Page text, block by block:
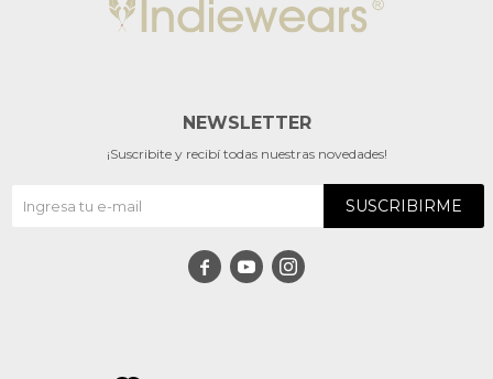
NEWSLETTER
¡Suscribite y recibí todas nuestras novedades!
SUSCRIBIRME
  